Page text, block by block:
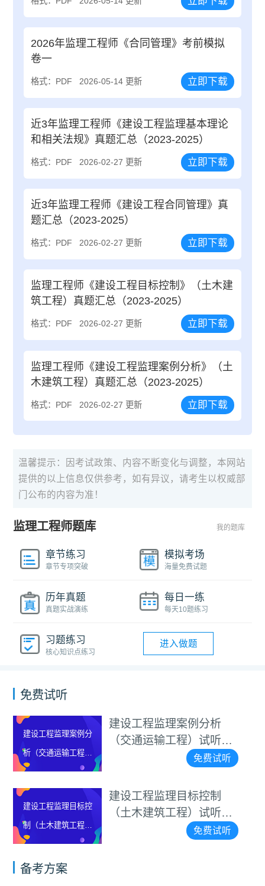
2026年监理工程师《合同管理》考前模拟
卷一
格式：PDF 2026-05-14 更新 立即下载
近3年监理工程师《建设工程监理基本理论
和相关法规》真题汇总（2023-2025）
格式：PDF 2026-02-27 更新 立即下载
近3年监理工程师《建设工程合同管理》真
题汇总（2023-2025）
格式：PDF 2026-02-27 更新 立即下载
监理工程师《建设工程目标控制》（土木建
筑工程）真题汇总（2023-2025）
格式：PDF 2026-02-27 更新 立即下载
监理工程师《建设工程监理案例分析》（土
木建筑工程）真题汇总（2023-2025）
格式：PDF 2026-02-27 更新 立即下载
温馨提示：因考试政策、内容不断变化与调整，本网站
提供的以上信息仅供参考，如有异议，请考生以权威部
门公布的内容为准！
监理工程师题库 我的题库
章节练习
章节专项突破
模拟考场
海量免费试题
历年真题
真题实战演练
每日一练
每天10题练习
习题练习
核心知识点练习
进入做题
免费试听
监理案例分
运输工程）
视频
建设工程监理案例分析
（交通运输工程）试听视
频
监理目标控
建筑工程）
视频
建设工程监理目标控制
（土木建筑工程）试听视
频
析（土
制（水
备考方案